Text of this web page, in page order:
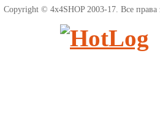
Copyright © 4x4SHOP 2003-17. Все